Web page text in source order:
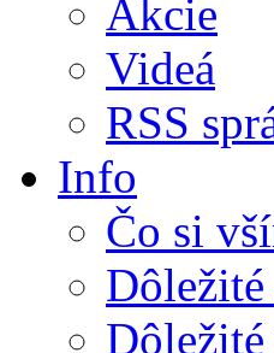
Akcie
Videá
RSS
Info
Čo si
Dôležité